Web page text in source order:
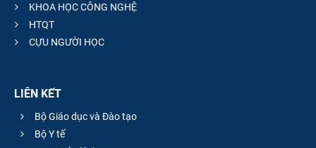
KHOA HỌC CÔNG NGHỆ
HTQT
CỰU NGƯỜI HỌC
LIÊN KẾT
Bộ Giáo dục và Đào tạo
Bộ Y tế